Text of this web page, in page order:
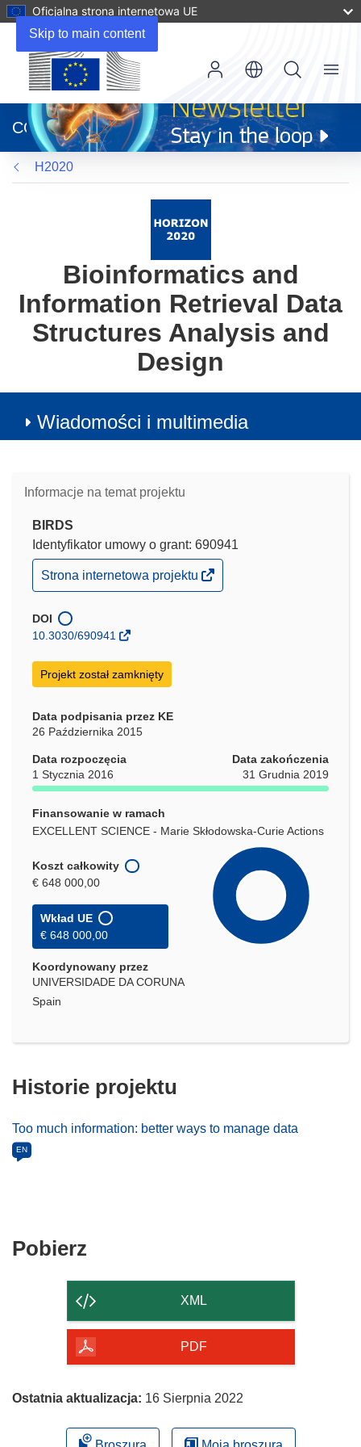
Skip to main content
Oficjalna strona internetowa UE
otworzy
się
w
nowym
oknie)
CORDIS
Menu
H2020
Bioinformatics and
Information Retrieval Data
Structures Analysis and
Design
Wiadomości i multimedia
Informacje na temat projektu
BIRDS
Identyfikator umowy o grant: 690941
(odnośnik
otworzy
w
nowym
Strona internetowa projektu
DOI
10.3030/690941
Projekt został zamknięty
Data podpisania przez KE
26 Października 2015
Data rozpoczęcia
1 Stycznia 2016
Data zakończenia
31 Grudnia 2019
Finansowanie w ramach
EXCELLENT SCIENCE - Marie Skłodowska-Curie Actions
Koszt całkowity
€ 648 000,00
Wkład UE
€ 648 000,00
Koordynowany przez
UNIVERSIDADE DA CORUNA
Spain
Historie projektu
Too much information: better ways to manage data
EN
Pobierz
strony
XML
PDF
Ostatnia aktualizacja: 16 Sierpnia 2022